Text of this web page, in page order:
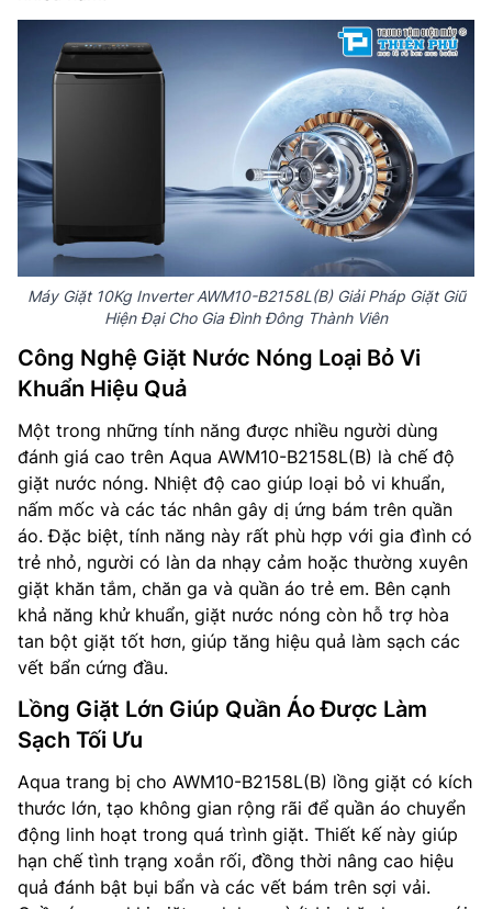
Máy Giặt 10Kg Inverter AWM10-B2158L(B) Giải Pháp Giặt Giũ
Hiện Đại Cho Gia Đình Đông Thành Viên
Công Nghệ Giặt Nước Nóng Loại Bỏ Vi
Khuẩn Hiệu Quả
Một trong những tính năng được nhiều người dùng
đánh giá cao trên Aqua AWM10-B2158L(B) là chế độ
giặt nước nóng. Nhiệt độ cao giúp loại bỏ vi khuẩn,
nấm mốc và các tác nhân gây dị ứng bám trên quần
áo. Đặc biệt, tính năng này rất phù hợp với gia đình có
trẻ nhỏ, người có làn da nhạy cảm hoặc thường xuyên
giặt khăn tắm, chăn ga và quần áo trẻ em. Bên cạnh
khả năng khử khuẩn, giặt nước nóng còn hỗ trợ hòa
tan bột giặt tốt hơn, giúp tăng hiệu quả làm sạch các
vết bẩn cứng đầu.
Lồng Giặt Lớn Giúp Quần Áo Được Làm
Sạch Tối Ưu
Aqua trang bị cho AWM10-B2158L(B) lồng giặt có kích
thước lớn, tạo không gian rộng rãi để quần áo chuyển
động linh hoạt trong quá trình giặt. Thiết kế này giúp
hạn chế tình trạng xoắn rối, đồng thời nâng cao hiệu
quả đánh bật bụi bẩn và các vết bám trên sợi vải.